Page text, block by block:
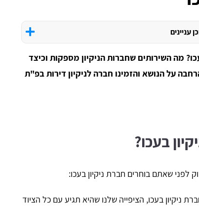
עניינים
מה השירותים שחברות הניקיון מספקות וכיצד
על הנושא והזמינו חברה לניקיון דירות בפ"ת
בעכו?
לפני שאתם בוחרים חברת ניקיון בעכו:
ניקיון בעכו, הציפייה שלנו שהיא תגיע עם כל הציוד